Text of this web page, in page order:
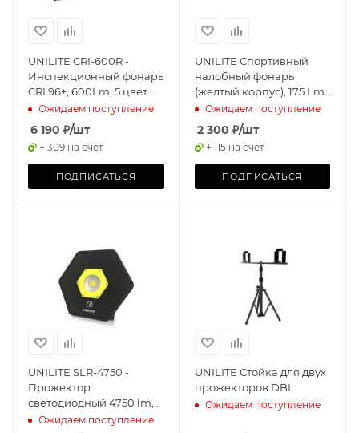
UNILITE CRI-600R -
Инспекционный фонарь
CRI 96+, 600Lm, 5 цвет.
темп.+ УФ, 2500 mAh,
Ожидаем поступление
6 190 ₽/шт
+ 309 на счет
ПОДПИСАТЬСЯ
UNILITE Спортивный
налобный фонарь
(желтый корпус), 175 Lm,
1 x AA, IPX6
Ожидаем поступление
2 300 ₽/шт
+ 115 на счет
ПОДПИСАТЬСЯ
UNILITE SLR-4750 -
Прожектор
светодиодный 4750 lm,
5200mAh, IP65
Ожидаем поступление
UNILITE Стойка для двух
прожекторов DBL
Ожидаем поступление